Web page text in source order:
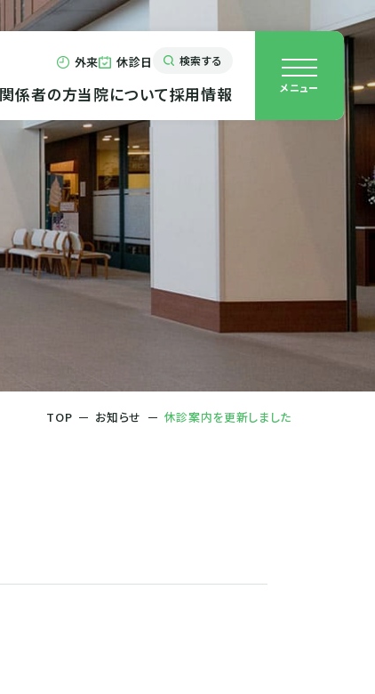
外来 休診日 検索する
休診日
里帰り・マタニティクラス
第三内科
心療内科
形成外科
放射線科
しらかわ訪問看護ステーション
病室と費用について
係者の方当院について
概要・沿革
院内施設
診療実績
交通アクセス
採用情報 メニュー
TOP お知らせ 休診案内を更新しました